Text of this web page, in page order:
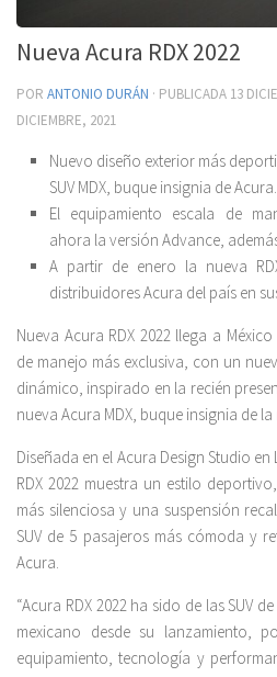
Nueva Acura RDX 2022
POR ANTONIO DURÁN · PUBLICADA 13
DICIEMBRE, 2021
Nuevo diseño exterior más
SUV MDX, buque insignia de Acura.
El equipamiento escala de
ahora la versión Advance,
A partir de enero la nueva
distribuidores Acura del país en
Nueva Acura RDX 2022 llega a
de manejo más exclusiva, con un
dinámico, inspirado en la recién
nueva Acura MDX, buque insignia de la
Diseñada en el Acura Design Studio
RDX 2022 muestra un estilo
más silenciosa y una suspensión
SUV de 5 pasajeros más cómoda y
Acura.
“Acura RDX 2022 ha sido de las SUV
mexicano desde su lanzamiento,
equipamiento, tecnología y